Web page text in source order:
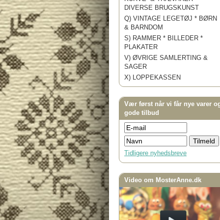
DIVERSE BRUGSKUNST
Q) VINTAGE LEGETØJ * BØRN
& BARNDOM
S) RAMMER * BILLEDER *
PLAKATER
V) ØVRIGE SAMLERTING &
SAGER
X) LOPPEKASSEN
Vær først når vi får nye varer
gode tilbud
Tidligere nyhedsbreve
Video om MosterAnne.dk